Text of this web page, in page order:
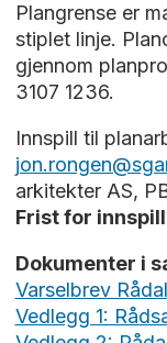
Plangrense er
stiplet linje.
gjennom
3107 1236.
Innspill til
arkitekter AS,
Frist for
Dokumenter i
Varselbrev
Vedlegg 1: